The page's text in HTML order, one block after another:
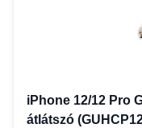
iPhone 12/12 Pro
átlátszó